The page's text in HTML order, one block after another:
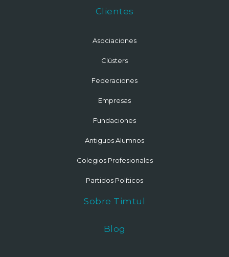
Clientes
Asociaciones
Clústers
Federaciones
Empresas
Fundaciones
Antiguos Alumnos
Colegios Profesionales
Partidos Políticos
Sobre Timtul
Blog